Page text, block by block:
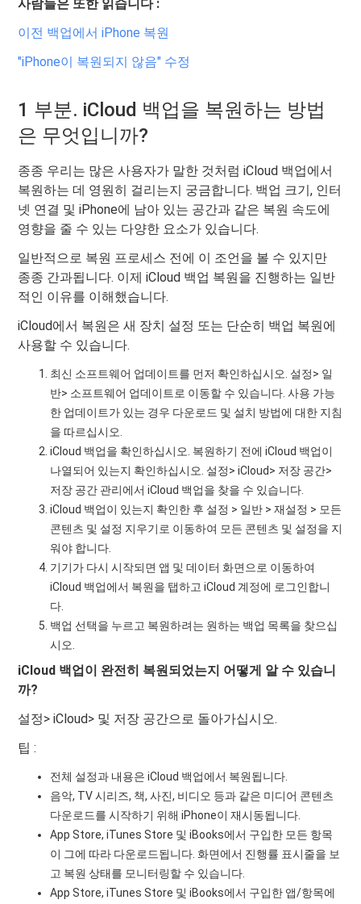
사람들은 또한 읽습니다 :
이전 백업에서 iPhone 복원
"iPhone이 복원되지 않음" 수정
1 부분. iCloud 백업을 복원하는 방법
은 무엇입니까?
종종 우리는 많은 사용자가 말한 것처럼 iCloud 백업에서
복원하는 데 영원히 걸리는지 궁금합니다. 백업 크기, 인터
넷 연결 및 iPhone에 남아 있는 공간과 같은 복원 속도에
영향을 줄 수 있는 다양한 요소가 있습니다.
일반적으로 복원 프로세스 전에 이 조언을 볼 수 있지만
종종 간과됩니다. 이제 iCloud 백업 복원을 진행하는 일반
적인 이유를 이해했습니다.
iCloud에서 복원은 새 장치 설정 또는 단순히 백업 복원에
사용할 수 있습니다.
최신 소프트웨어 업데이트를 먼저 확인하십시오. 설정> 일
반> 소프트웨어 업데이트로 이동할 수 있습니다. 사용 가능
한 업데이트가 있는 경우 다운로드 및 설치 방법에 대한 지침
을 따르십시오.
iCloud 백업을 확인하십시오. 복원하기 전에 iCloud 백업이
나열되어 있는지 확인하십시오. 설정> iCloud> 저장 공간>
저장 공간 관리에서 iCloud 백업을 찾을 수 있습니다.
iCloud 백업이 있는지 확인한 후 설정 > 일반 > 재설정 > 모든
콘텐츠 및 설정 지우기로 이동하여 모든 콘텐츠 및 설정을 지
워야 합니다.
기기가 다시 시작되면 앱 및 데이터 화면으로 이동하여
iCloud 백업에서 복원을 탭하고 iCloud 계정에 로그인합니
다.
백업 선택을 누르고 복원하려는 원하는 백업 목록을 찾으십
시오.
iCloud 백업이 완전히 복원되었는지 어떻게 알 수 있습니
까?
설정> iCloud> 및 저장 공간으로 돌아가십시오.
팁 :
전체 설정과 내용은 iCloud 백업에서 복원됩니다.
음악, TV 시리즈, 책, 사진, 비디오 등과 같은 미디어 콘텐츠
다운로드를 시작하기 위해 iPhone이 재시동됩니다.
App Store, iTunes Store 및 iBooks에서 구입한 모든 항목
이 그에 따라 다운로드됩니다. 화면에서 진행률 표시줄을 보
고 복원 상태를 모니터링할 수 있습니다.
App Store, iTunes Store 및 iBooks에서 구입한 앱/항목에